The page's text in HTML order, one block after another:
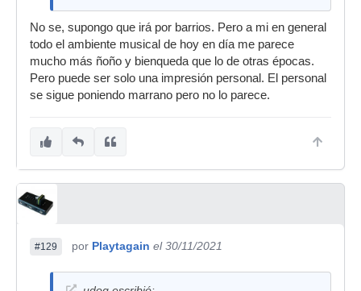
No se, supongo que irá por barrios. Pero a mi en general
todo el ambiente musical de hoy en día me parece
mucho más ñoño y bienqueda que lo de otras épocas.
Pero puede ser solo una impresión personal. El personal
se sigue poniendo marrano pero no lo parece.
#129 por Playtagain el 30/11/2021